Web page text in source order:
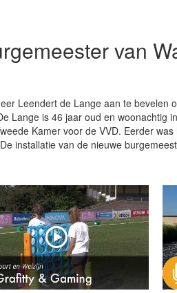
van
Leendert de Lange aan te bevelen
Lange is 46 jaar oud en woonachtig
Kamer voor de VVD. Eerder
installatie van de nieuwe